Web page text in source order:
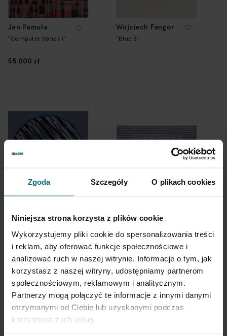
Zgoda Szczegóły O plikach cookies
Niniejsza strona korzysta z plików cookie
Wykorzystujemy pliki cookie do spersonalizowania treści
i reklam, aby oferować funkcje społecznościowe i
analizować ruch w naszej witrynie. Informacje o tym, jak
korzystasz z naszej witryny, udostępniamy partnerom
społecznościowym, reklamowym i analitycznym.
Partnerzy mogą połączyć te informacje z innymi danymi
otrzymanymi od Ciebie lub uzyskanymi podczas
korzystania z ich usług.
Jan Pamuła
“Computer Series I”
55 000 zł
Wojciech Fangor
"Blue 3"